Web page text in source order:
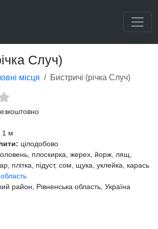
Случ)
місця Бистричі (річка Случ)
1 м
цілодобово
плоскирка, жерех, йорж, лящ,
плітка, підуст, сом, щука, уклейка, карась
район, Рівненська область, Україна